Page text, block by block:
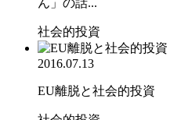
社会的投資
2016.07.13
EU離脱と社会的投資